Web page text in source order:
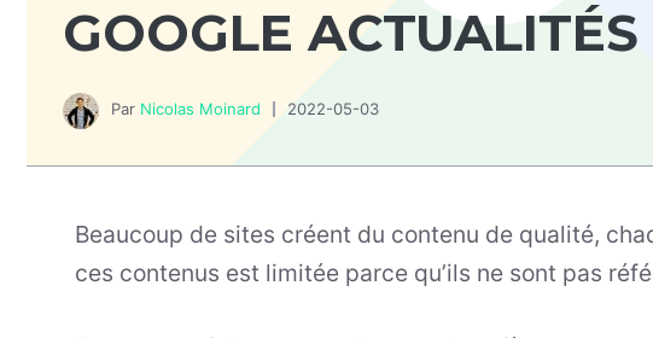
GOOGLE
Par Nicolas Moinard 2022-05-03
Beaucoup de sites créent du contenu de qualité,
ces contenus est limitée parce qu’ils ne sont pas